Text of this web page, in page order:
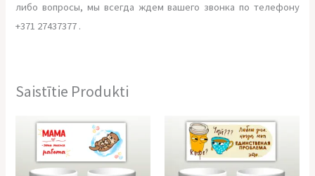
либо вопросы, мы всегда ждем вашего звонка по телефону
+371 27437377 .
Saistītie Produkti
Price
range:
6.99€
through
7.99€
Price
range:
6.99€
through
9.99€